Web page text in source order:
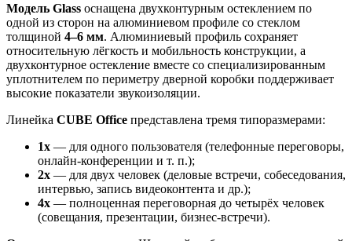
Модель Glass оснащена двухконтурным остеклением по
одной из сторон на алюминиевом профиле со стеклом
толщиной 4–6 мм. Алюминиевый профиль сохраняет
относительную лёгкость и мобильность конструкции, а
двухконтурное остекление вместе со специализированным
уплотнителем по периметру дверной коробки поддерживает
высокие показатели звукоизоляции.
Линейка CUBE Office представлена тремя типоразмерами:
1x — для одного пользователя (телефонные переговоры,
онлайн-конференции и т. п.);
2x — для двух человек (деловые встречи, собеседования,
интервью, запись видеоконтента и др.);
4x — полноценная переговорная до четырёх человек
(совещания, презентации, бизнес-встречи).